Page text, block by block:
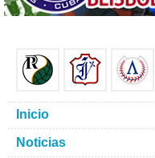
Inicio
Noticias